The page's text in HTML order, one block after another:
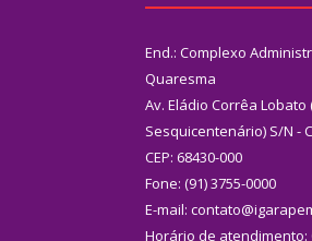
End.: Complexo
Quaresma
Av. Eládio Corrêa Lobato
Sesquicentenário) S/N -
CEP: 68430-000
Fone: (91) 3755-0000
E-mail:
Horário de atendimento: